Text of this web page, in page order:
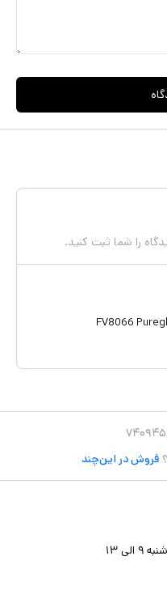
را شما ثبت کنید.
فروش در این‌چند